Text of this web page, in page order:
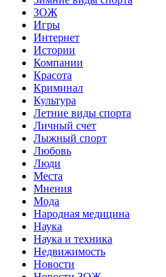
ЗОЖ
Игры
Интернет
Истории
Компании
Красота
Криминал
Культура
Летние виды спорта
Личный счет
Лыжный спорт
Любовь
Люди
Места
Мнения
Мода
Народная медицина
Наука
Наука и техника
Недвижимость
Новости